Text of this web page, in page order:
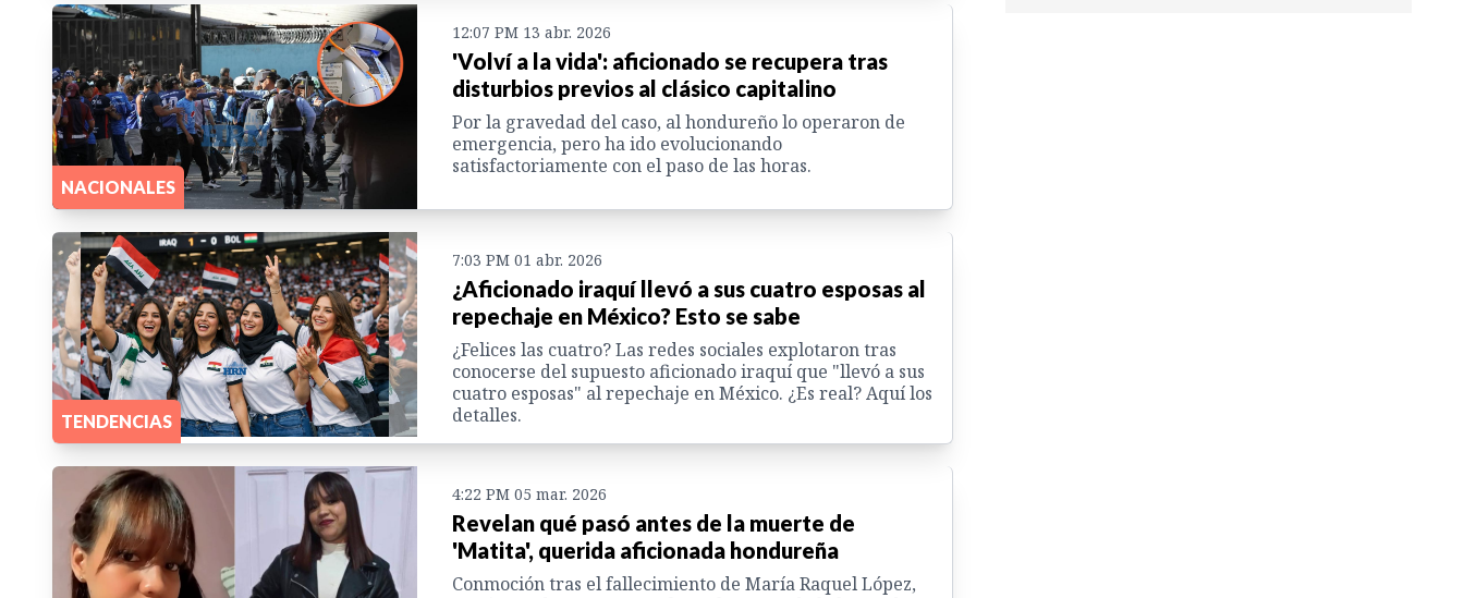
NACIONALES
12:07 PM 13 abr. 2026
'Volví a la vida': aficionado se recupera tras
disturbios previos al clásico capitalino
Por la gravedad del caso, al hondureño lo operaron de
emergencia, pero ha ido evolucionando
satisfactoriamente con el paso de las horas.
TENDENCIAS
7:03 PM 01 abr. 2026
¿Aficionado iraquí llevó a sus cuatro esposas al
repechaje en México? Esto se sabe
¿Felices las cuatro? Las redes sociales explotaron tras
conocerse del supuesto aficionado iraquí que "llevó a sus
cuatro esposas" al repechaje en México. ¿Es real? Aquí los
detalles.
4:22 PM 05 mar. 2026
Revelan qué pasó antes de la muerte de
'Matita', querida aficionada hondureña
Conmoción tras el fallecimiento de María Raquel López,